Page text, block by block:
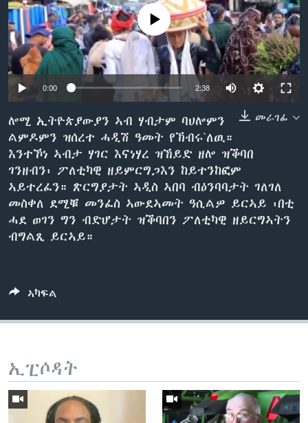
ቂሔ ጽልሚ
ቋንቋታትNo media source currently available
0:00 2:38
መራገፊ
ሎሚ ኢትዮጵያውያን ኣብ ሃብታም ባህሎምን
ልምዶምን ዝሰረተ ሓዲሽ ዓመት የኽብሩ`ለዉ።
እንተኾነ ኣብታ ሃገር እናነሃረ ዝኸይድ ዘሎ ዝቕባበ
ገንዘብን፡ ፖለቲካዊ ዘይምርግጋእን ከይተንከፎም
ኣይተረፈን። ጽርግያታት ኣዲስ ኣበባ ብዕንባባታት ገለገለ
መስቀለ ደሚቑ መንፈስ ኣውደኣመት ዓሲልዎ ይርኣይ ፡በቲ
ሓደ ወገን ግን ብድሆታት ዝቕባበን ፖለቲካዊ ዘይርግኣትን
ብግልጺ ይርኣይ።
ኣካፍል
ኢፒሶዳት